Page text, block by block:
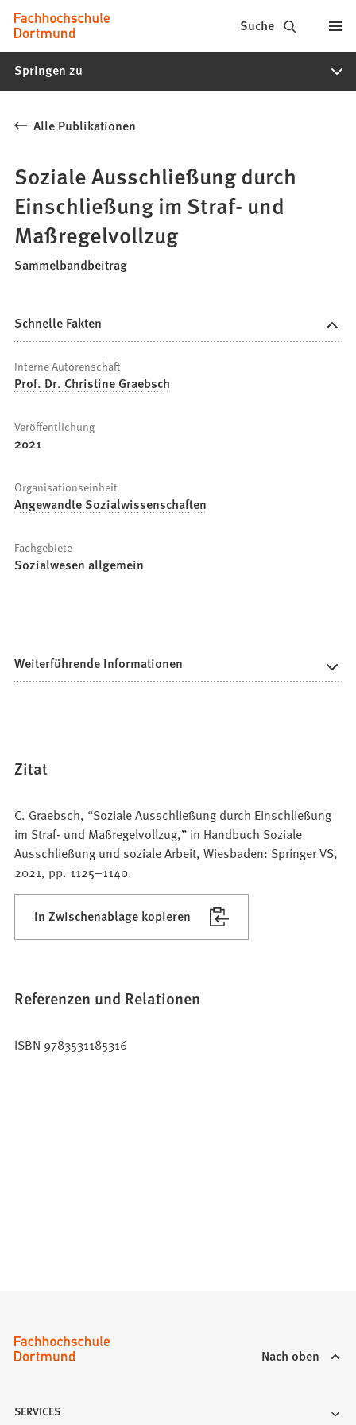
Inhalt anspringen
Fachhochschule
Dortmund
-
Studiengänge,
Bewerbung
Suche
Springen zu
Alle Publikationen
Soziale Ausschließung durch
Einschließung im Straf- und
Maßregelvollzug
Sammelbandbeitrag
Schnelle Fakten
Interne Autorenschaft
Prof. Dr. Christine Graebsch
Veröffentlichung
2021
Organisationseinheit
Angewandte Sozialwissenschaften
Fachgebiete
Sozialwesen allgemein
Weiterführende Informationen
Zitat
C. Graebsch, “Soziale Ausschließung durch Einschließung
im Straf- und Maßregelvollzug,” in Handbuch Soziale
Ausschließung und soziale Arbeit, Wiesbaden: Springer VS,
2021, pp. 1125–1140.
In Zwischenablage kopieren
Referenzen und Relationen
ISBN 9783531185316
Nach oben
SERVICES